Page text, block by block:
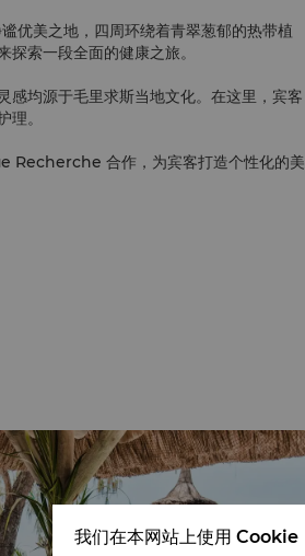
优美之地，四周环绕着青翠葱郁的热带植
索一段全面的健康之旅。
感均源于毛里求斯当地文化。在这里，宾客
。
Recherche 合作，为宾客打造个性化的美
我们在本网站上使用 Cookie